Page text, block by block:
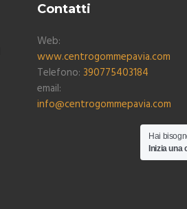
Contatti
Web:
www.centrogommepavia.com
Telefono: 390775403184
email:
info@centrogommepavia.com
Hai
Inizia una